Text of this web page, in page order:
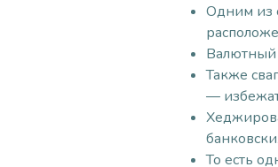
Одним из
Валютный
Также
—
То есть